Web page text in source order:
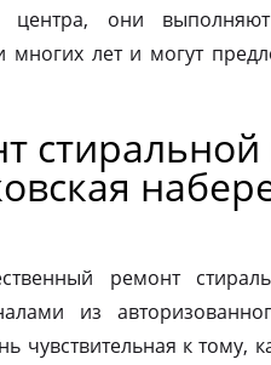
центра, они
многих лет и могут
ремонт
из
чувствительная к тому,